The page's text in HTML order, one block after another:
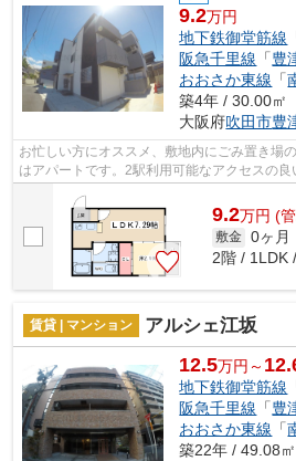
9.2万円
地下鉄御堂筋線
阪急千里線 「豊
おおさか東線 「
築4年 / 30.00㎡
大阪府吹田市豊
お忙しい方にオススメ、敷地内にごみ置き場
はアパートです。2駅利用可能なアクセスの良
フが地域の賃貸情報をご提供いたします...
9.2万円 (
敷金 0ヶ月
2階 / 1LDK
賃貸 | マンション アルシェ江坂
12.5万円～
地下鉄御堂筋線
阪急千里線 「豊
おおさか東線 「
築22年 / 49.08